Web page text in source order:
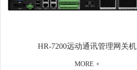
HR-7200远动通讯管理网关机
MORE +